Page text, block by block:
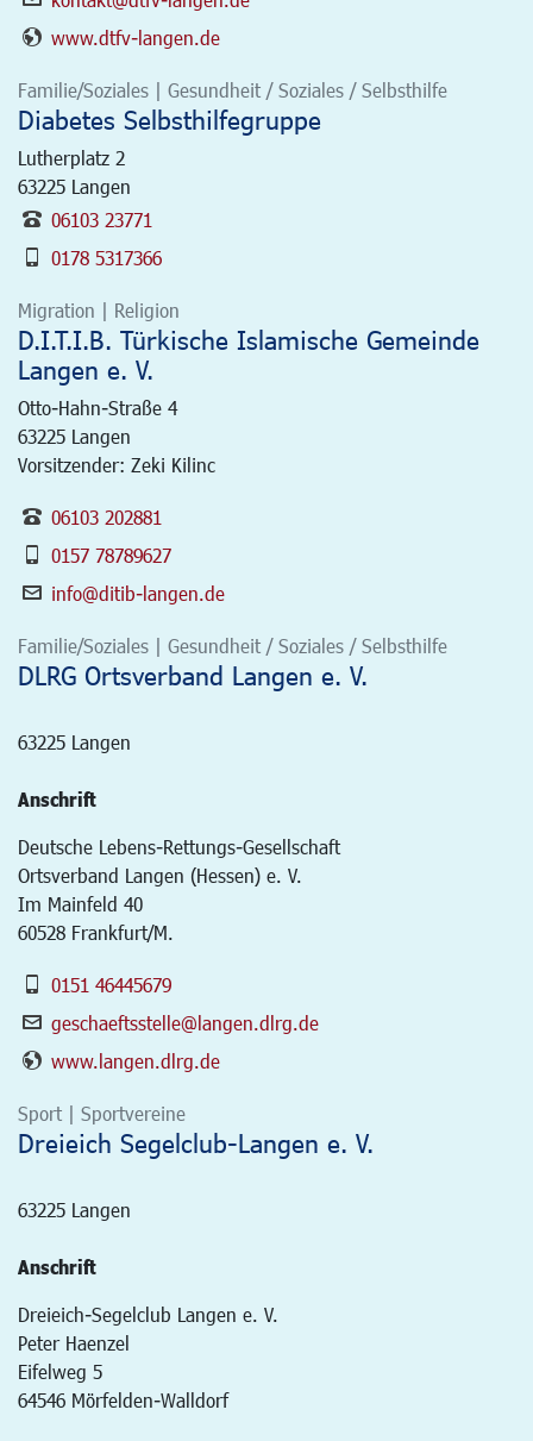
www.dtfv-langen.de
Familie/Soziales | Gesundheit / Soziales / Selbsthilfe
Diabetes Selbsthilfegruppe
Lutherplatz 2
63225 Langen
06103 23771
0178 5317366
Migration | Religion
D.I.T.I.B. Türkische Islamische Gemeinde
Langen e. V.
Otto-Hahn-Straße 4
63225 Langen
Vorsitzender: Zeki Kilinc
06103 202881
0157 78789627
info@ditib-langen.de
Familie/Soziales | Gesundheit / Soziales / Selbsthilfe
DLRG Ortsverband Langen e. V.
63225 Langen
Anschrift
Deutsche Lebens-Rettungs-Gesellschaft
Ortsverband Langen (Hessen) e. V.
Im Mainfeld 40
60528 Frankfurt/M.
0151 46445679
geschaeftsstelle@langen.dlrg.de
www.langen.dlrg.de
Sport | Sportvereine
Dreieich Segelclub-Langen e. V.
63225 Langen
Anschrift
Dreieich-Segelclub Langen e. V.
Peter Haenzel
Eifelweg 5
64546 Mörfelden-Walldorf